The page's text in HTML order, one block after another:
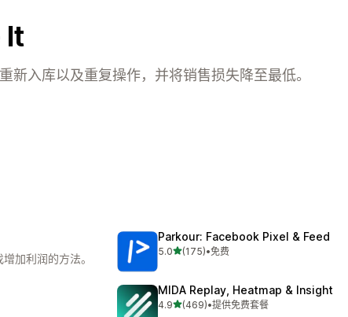
It
新入库以及重复操作，并将销售损失降至最低。
加利润的方法。
Parkour: Facebook Pixel & Feed
5.0星（满分 5 星）
(175)
总共 175 条评论
•免费
MIDA Replay, Heatmap & Insight
4.9星（满分 5 星）
(469)
总共 469 条评论
•提供免费套餐